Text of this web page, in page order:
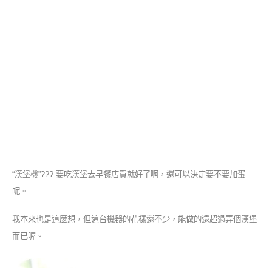
“漢堡機”??? 要吃漢堡去早餐店買就好了啊，還可以決定要不要加蛋
呢。
我本來也是這麼想，但這台機器的花樣還不少，能做的遠超過弄個漢堡
而已喔。